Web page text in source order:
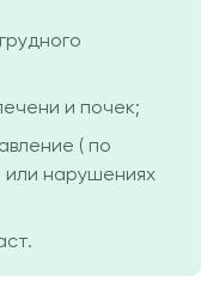
и почек;
( по
или нарушениях